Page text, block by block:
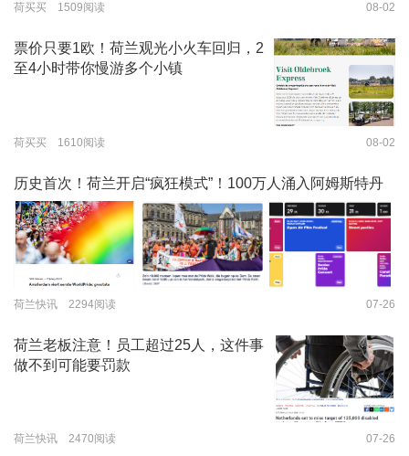
荷买买 1509阅读 08-02
票价只要1欧！荷兰观光小火车回归，2
至4小时带你慢游多个小镇
荷买买 1610阅读 08-02
历史首次！荷兰开启“疯狂模式”！100万人涌入阿姆斯特丹
荷兰快讯 2294阅读 07-26
荷兰老板注意！员工超过25人，这件事
做不到可能要罚款
荷兰快讯 2470阅读 07-26